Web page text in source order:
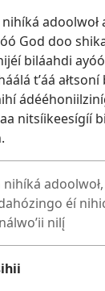
adoolwoł
God doo
biláahdi ayóó
tʼáá ałtsoní
nitsíikeesígíí
nihíká
éí
nilı̨́